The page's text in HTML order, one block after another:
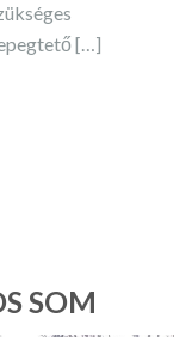
[…]
SOM